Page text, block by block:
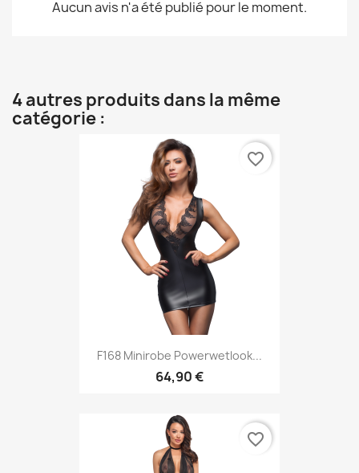
Aucun avis n'a été publié pour le moment.
4 autres produits dans la même
catégorie :
F168 Minirobe Powerwetlook...
64,90 €
favorite_border
favorite_border